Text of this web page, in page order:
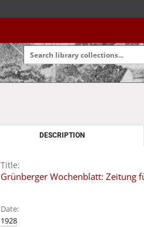
DESCRIPTION
Title:
Grünberger Wochenblatt: Zeitung
Date:
1928